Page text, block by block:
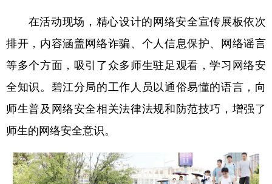
在活动现场，精心设计的网络安全宣传展板依次
排开，内容涵盖网络诈骗、个人信息保护、网络谣言
等多个方面，吸引了众多师生驻足观看，学习网络安
全知识。碧江分局的工作人员以通俗易懂的语言，向
师生普及网络安全相关法律法规和防范技巧，增强了
师生的网络安全意识。